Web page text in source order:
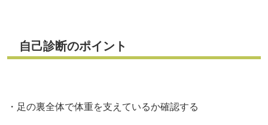
自己診断のポイント
・足の裏全体で体重を支えているか確認する